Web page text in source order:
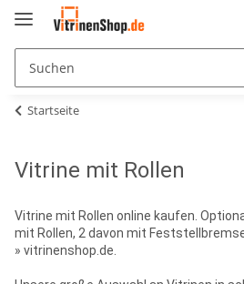
Startseite
Vitrine mit Rollen
Vitrine mit Rollen online kaufen.
mit Rollen, 2 davon mit
» vitrinenshop.de.